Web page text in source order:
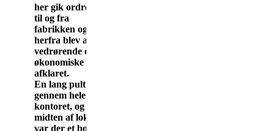
her gik ordrerne
til og fra
fabrikken og
herfra blev alt
vedrørende det
økonomiske
afklaret.
En lang pult løb
gennem hele
kontoret, og i
midten af lokalet
var der et bord,